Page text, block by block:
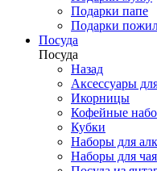
Подарки папе
Подарки
Посуда
Посуда
Назад
Аксессуары
Икорницы
Кофейные
Кубки
Наборы для
Наборы для чая